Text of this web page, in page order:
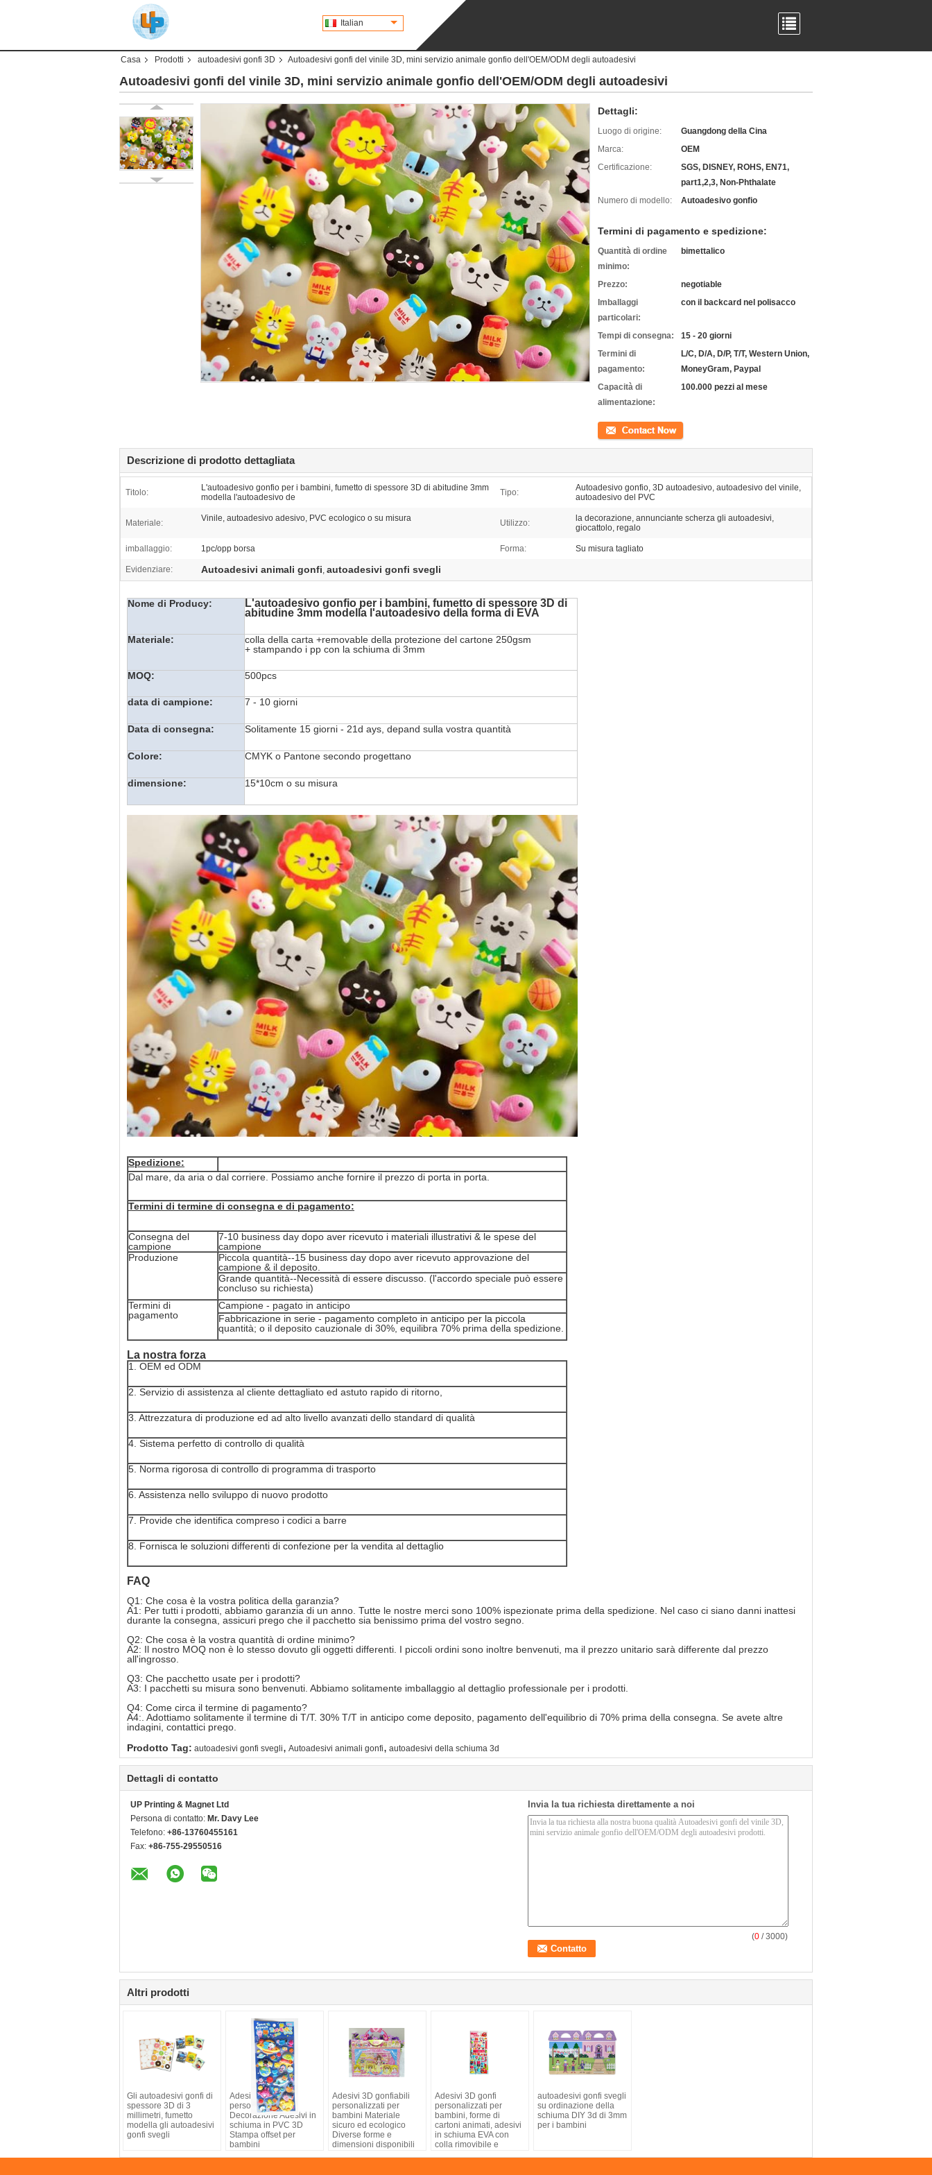
Italian
Casa Prodotti autoadesivi gonfi 3D Autoadesivi gonfi del vinile 3D, mini servizio animale gonfio dell'OEM/ODM degli autoadesivi
Autoadesivi gonfi del vinile 3D, mini servizio animale gonfio dell'OEM/ODM degli autoadesivi
Dettagli:
Luogo di origine:
Guangdong della Cina
Marca:
OEM
Certificazione:
SGS, DISNEY, ROHS, EN71,
part1,2,3, Non-Phthalate
Numero di modello:
Autoadesivo gonfio
Termini di pagamento e spedizione:
Quantità di ordine
minimo:
bimettalico
Prezzo:
negotiable
Imballaggi
particolari:
con il backcard nel polisacco
Tempi di consegna:
15 - 20 giorni
Termini di
pagamento:
L/C, D/A, D/P, T/T, Western Union,
MoneyGram, Paypal
Capacità di
alimentazione:
100.000 pezzi al mese
Contatto
Descrizione di prodotto dettagliata
Titolo:
L'autoadesivo gonfio per i bambini, fumetto di spessore 3D di abitudine 3mm
modella l'autoadesivo de
Tipo:
Autoadesivo gonfio, 3D autoadesivo, autoadesivo del vinile,
autoadesivo del PVC
Materiale: Vinile, autoadesivo adesivo, PVC ecologico o su misura Utilizzo:
la decorazione, annunciante scherza gli autoadesivi,
giocattolo, regalo
imballaggio: 1pc/opp borsa Forma: Su misura tagliato
Evidenziare: Autoadesivi animali gonfi, autoadesivi gonfi svegli
Nome di Producy:
L'autoadesivo gonfio per i bambini, fumetto di spessore 3D di
abitudine 3mm modella l'autoadesivo della forma di EVA
Materiale:
colla della carta +removable della protezione del cartone 250gsm
+ stampando i pp con la schiuma di 3mm
MOQ: 500pcs
data di campione: 7 - 10 giorni
Data di consegna: Solitamente 15 giorni - 21d ays, depand sulla vostra quantità
Colore: CMYK o Pantone secondo progettano
dimensione: 15*10cm o su misura
Spedizione:
Dal mare, da aria o dal corriere. Possiamo anche fornire il prezzo di porta in porta.
Termini di termine di consegna e di pagamento:
Consegna del
campione
7-10 business day dopo aver ricevuto i materiali illustrativi & le spese del
campione
Produzione
Piccola quantità--15 business day dopo aver ricevuto approvazione del
campione & il deposito.
Grande quantità--Necessità di essere discusso. (l'accordo speciale può essere
concluso su richiesta)
Termini di
pagamento
Campione - pagato in anticipo
Fabbricazione in serie - pagamento completo in anticipo per la piccola
quantità; o il deposito cauzionale di 30%, equilibra 70% prima della spedizione.
La nostra forza
1. OEM ed ODM
2. Servizio di assistenza al cliente dettagliato ed astuto rapido di ritorno,
3. Attrezzatura di produzione ed ad alto livello avanzati dello standard di qualità
4. Sistema perfetto di controllo di qualità
5. Norma rigorosa di controllo di programma di trasporto
6. Assistenza nello sviluppo di nuovo prodotto
7. Provide che identifica compreso i codici a barre
8. Fornisca le soluzioni differenti di confezione per la vendita al dettaglio
FAQ
Q1: Che cosa è la vostra politica della garanzia?
A1: Per tutti i prodotti, abbiamo garanzia di un anno. Tutte le nostre merci sono 100% ispezionate prima della spedizione. Nel caso ci siano danni inattesi
durante la consegna, assicuri prego che il pacchetto sia benissimo prima del vostro segno.
Q2: Che cosa è la vostra quantità di ordine minimo?
A2: Il nostro MOQ non è lo stesso dovuto gli oggetti differenti. I piccoli ordini sono inoltre benvenuti, ma il prezzo unitario sarà differente dal prezzo
all'ingrosso.
Q3: Che pacchetto usate per i prodotti?
A3: I pacchetti su misura sono benvenuti. Abbiamo solitamente imballaggio al dettaglio professionale per i prodotti.
Q4: Come circa il termine di pagamento?
A4:. Adottiamo solitamente il termine di T/T. 30% T/T in anticipo come deposito, pagamento dell'equilibrio di 70% prima della consegna. Se avete altre
indagini, contattici prego.
Prodotto Tag: autoadesivi gonfi svegli, Autoadesivi animali gonfi, autoadesivi della schiuma 3d
Dettagli di contatto
UP Printing & Magnet Ltd
Persona di contatto: Mr. Davy Lee
Telefono: +86-13760455161
Fax: +86-755-29550516
Invia la tua richiesta direttamente a noi
(0 / 3000)
Altri prodotti
Gli autoadesivi gonfi di
spessore 3D di 3
millimetri, fumetto
modella gli autoadesivi
gonfi svegli
Adesivi gonfiabili
personalizzati
Decorazione Adesivi in
schiuma in PVC 3D
Stampa offset per
bambini
Adesivi 3D gonfiabili
personalizzati per
bambini Materiale
sicuro ed ecologico
Diverse forme e
dimensioni disponibili
Adesivi 3D gonfi
personalizzati per
bambini, forme di
cartoni animati, adesivi
in schiuma EVA con
colla rimovibile e
autoadesivi gonfi svegli
su ordinazione della
schiuma DIY 3d di 3mm
per i bambini